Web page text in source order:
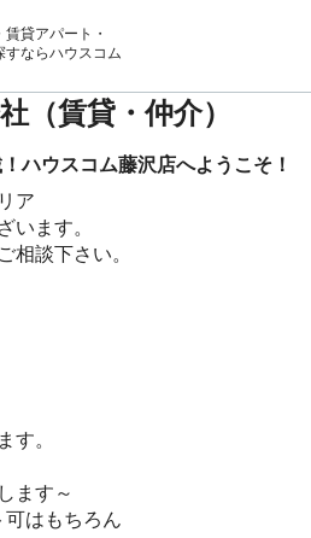
貸アパート・
すならハウスコム
（賃貸・仲介）
ハウスコム藤沢店へようこそ！
ア
います。
相談下さい。
す。
ます～
はもちろん